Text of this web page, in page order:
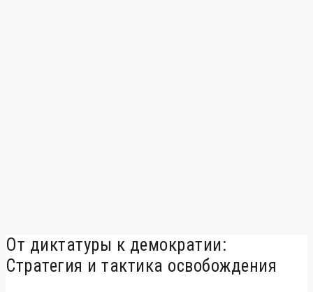
От диктатуры к демократии:
Стратегия и тактика освобождения